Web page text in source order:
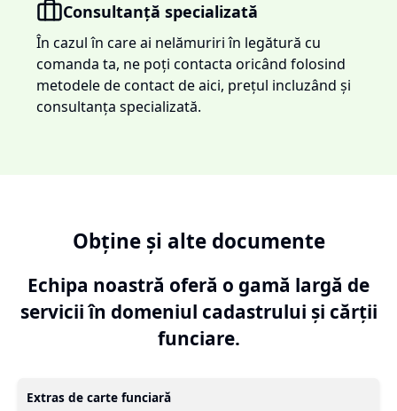
Consultanță specializată
În cazul în care ai nelămuriri în legătură cu
comanda ta, ne poți contacta oricând folosind
metodele de contact de aici, prețul incluzând și
consultanța specializată.
Obține și alte documente
Echipa noastră oferă o gamă largă de
servicii în domeniul cadastrului și cărții
funciare.
Extras de carte funciară